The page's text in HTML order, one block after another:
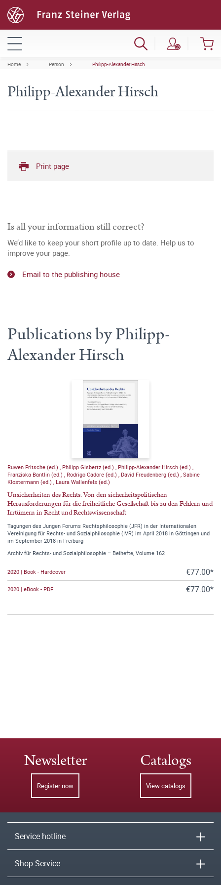
Home Person Philipp-Alexander Hirsch
Philipp-Alexander Hirsch
Print page
Is all your information still correct?
We’d like to keep your short profile up to date. Help us to
improve your page.
Email to the publishing house
Publications by Philipp-
Alexander Hirsch
Ruwen Fritsche (ed.) Philipp Gisbertz (ed.) Philipp-Alexander Hirsch (ed.)
Franziska Bantlin (ed.)
Rodrigo Cadore (ed.) David Freudenberg (ed.) Sabine
Klostermann (ed.)
Laura Wallenfels (ed.)
Unsicherheiten des Rechts. Von den sicherheitspolitischen
Herausforderungen für die freiheitliche Gesellschaft bis zu den Fehlern und
Irrtümern in Recht und Rechtswissenschaft
Tagungen des Jungen Forums Rechtsphilosophie (JFR) in der Internationalen
Vereinigung für Rechts- und Sozialphilosophie (IVR) im April 2018 in Göttingen und
im September 2018 in Freiburg
Archiv für Rechts- und Sozialphilosophie – Beihefte, Volume 162
2020 | Book - Hardcover €77.00*
2020 | eBook - PDF €77.00*
Newsletter
Register now
Catalogs
View catalogs
Service hotline
Shop-Service